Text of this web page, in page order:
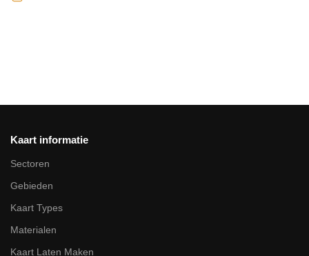
Kaart informatie
Sectoren
Gebieden
Kaart Types
Materialen
Kaart Laten Maken